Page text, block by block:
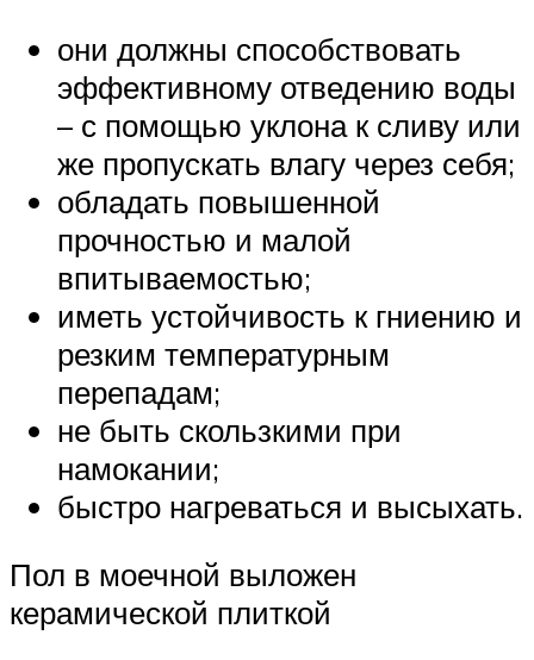
они должны способствовать
эффективному отведению воды
– с помощью уклона к сливу или
же пропускать влагу через себя;
обладать повышенной
прочностью и малой
впитываемостью;
иметь устойчивость к гниению и
резким температурным
перепадам;
не быть скользкими при
намокании;
быстро нагреваться и высыхать.
Пол в моечной выложен
керамической плиткой